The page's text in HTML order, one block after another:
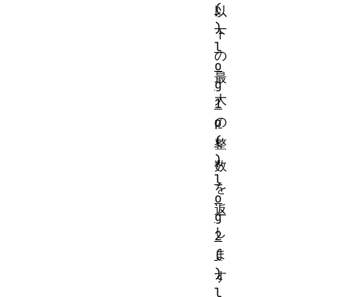
以
下
の
最
大
の
整
数
を
返
し
ま
す
(
)
l
o
g
1
p
(
)
l
o
g
2
(
)
l